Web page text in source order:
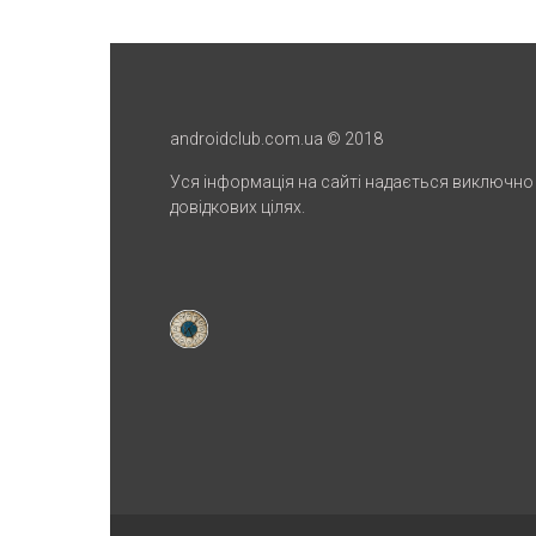
androidclub.com.ua © 2018
Уся інформація на сайті надається
довідкових цілях.